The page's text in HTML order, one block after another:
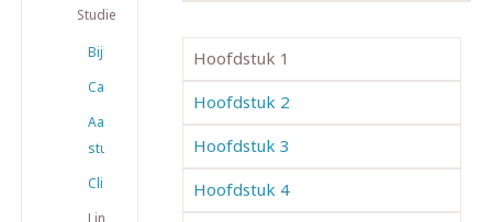
Studiemateriaal
Bijlagen
Casussen
Aanvullend
studiemateriaal
Cliëntprofielen
Links
Hoofdstuk 1
Hoofdstuk 2
Hoofdstuk 3
Hoofdstuk 4